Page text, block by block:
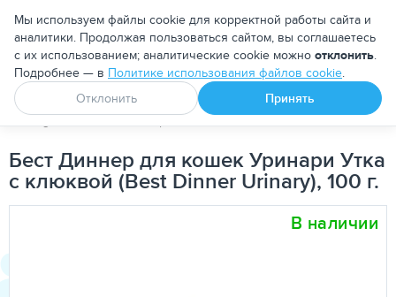
Москва
Апоквел Ветмедин От блох и клещей
PetDog Кошкам Корма для кошек Лечебно-
Бест Диннер для кошек Уринари Утка
с клюквой (Best Dinner Urinary), 100 г.
В наличии
Мы используем файлы cookie для корректной работы сайта и
аналитики. Продолжая пользоваться сайтом, вы соглашаетесь
с их использованием; аналитические cookie можно отклонить.
Подробнее — в Политике использования файлов cookie.
Отклонить
Принять